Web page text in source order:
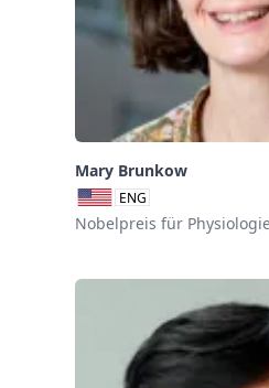
Mary Brunkow
ENG
Nobelpreis für